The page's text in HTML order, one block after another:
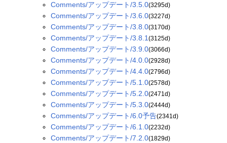
Comments/アップデート/3.5.0(3295d)
Comments/アップデート/3.6.0(3227d)
Comments/アップデート/3.8.0(3170d)
Comments/アップデート/3.8.1 (3125d)
Comments/アップデート/3.9.0(3066d)
Comments/アップデート/4.0.0(2928d)
Comments/アップデート/4.4.0(2796d)
Comments/アップデート/5.1.0(2578d)
Comments/アップデート/5.2.0(2471d)
Comments/アップデート/5.3.0(2444d)
Comments/アップデート/6.0予告(2341d)
Comments/アップデート/6.1.0(2232d)
Comments/アップデート/7.2.0(1829d)